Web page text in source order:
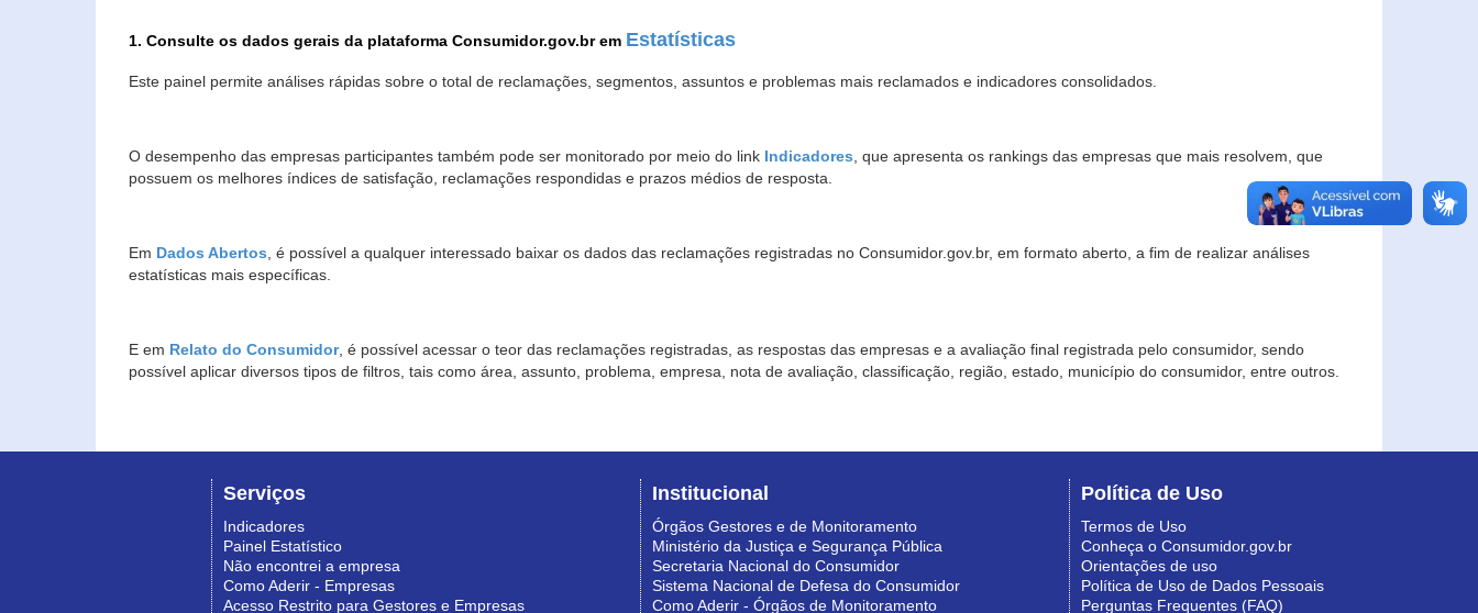
1. Consulte os dados gerais da plataforma Consumidor.gov.br em Estatísticas
Este painel permite análises rápidas sobre o total de reclamações, segmentos, assuntos e problemas mais reclamados e indicadores consolidados.
O desempenho das empresas participantes também pode ser monitorado por meio do link Indicadores, que apresenta os rankings das empresas que mais resolvem, que
possuem os melhores índices de satisfação, reclamações respondidas e prazos médios de resposta.
Em Dados Abertos, é possível a qualquer interessado baixar os dados das reclamações registradas no Consumidor.gov.br, em formato aberto, a fim de realizar análises
estatísticas mais específicas.
E em Relato do Consumidor, é possível acessar o teor das reclamações registradas, as respostas das empresas e a avaliação final registrada pelo consumidor, sendo
possível aplicar diversos tipos de filtros, tais como área, assunto, problema, empresa, nota de avaliação, classificação, região, estado, município do consumidor, entre outros.
Serviços
Indicadores
Painel Estatístico
Não encontrei a empresa
Como Aderir - Empresas
Acesso Restrito para Gestores e Empresas
Institucional
Órgãos Gestores e de Monitoramento
Ministério da Justiça e Segurança Pública
Secretaria Nacional do Consumidor
Sistema Nacional de Defesa do Consumidor
Como Aderir - Órgãos de Monitoramento
Política de Uso
Termos de Uso
Conheça o Consumidor.gov.br
Orientações de uso
Política de Uso de Dados Pessoais
Perguntas Frequentes (FAQ)